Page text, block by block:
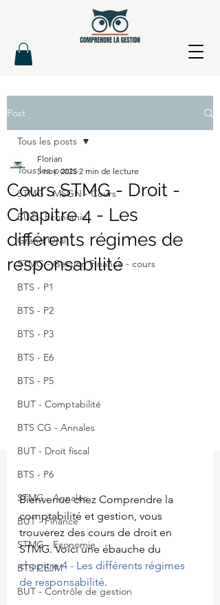
Post
Tous les posts
STMG - MSGN - Cours
BUT - Economie
Grand Oral
STMG - Gestion Finance - cours
BTS - P1
BTS - P2
BTS - P3
BTS - E6
BTS - P5
BUT - Comptabilité
BTS CG - Annales
BUT - Droit fiscal
BTS - P6
STMG - Annales
BUT - Finance
STMG - Economie
BTS CEJM
BUT - Contrôle de gestion
Tous les posts
Cours STMG - Droit -
Chapitre 4 - Les
différents régimes de
responsabilité
Florian
5 nov. 2025 2 min de lecture
Bienvenue chez Comprendre la
comptabilité et gestion, vous
trouverez des cours de droit en
STMG. Voici une ébauche du
chapitre 4 - Les différents régimes
de responsabilité.